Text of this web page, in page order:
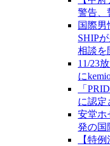
警告、
国際男
SHIP
相談を
11/23
に
「
に認定
安堂ホ
発の国
【特